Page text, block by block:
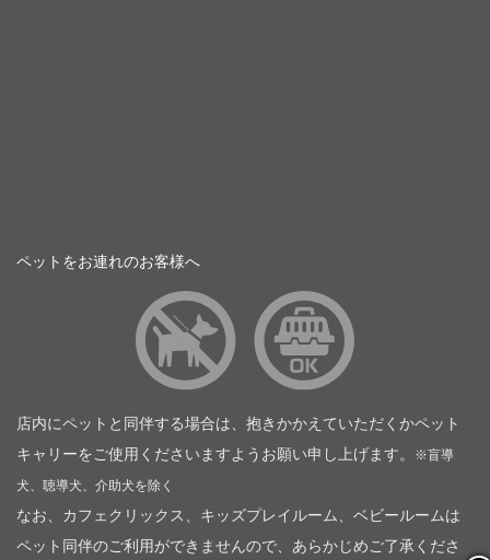
ペットをお連れのお客様へ
店内にペットと同伴する場合は、抱きかかえていただくかペット
キャリーをご使用くださいますようお願い申し上げます。
※盲導
犬、聴導犬、介助犬を除く
なお、カフェクリックス、キッズプレイルーム、ベビールームは
ペット同伴のご利用ができませんので、あらかじめご了承くださ